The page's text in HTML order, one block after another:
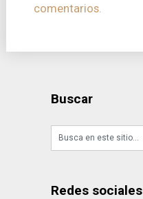
comentarios.
Buscar
Redes sociales